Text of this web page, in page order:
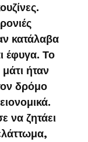
κατάλαβα
έφυγα. Το
ήταν
δρόμο
να ζητάει